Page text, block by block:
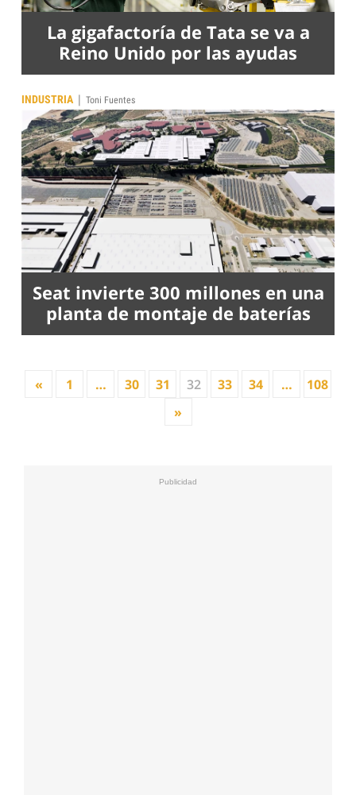
La gigafactoría de Tata se va a
Reino Unido por las ayudas
INDUSTRIA | Toni Fuentes
Seat invierte 300 millones en una
planta de montaje de baterías
« 1 … 30 31 32 33 34 …
108
»